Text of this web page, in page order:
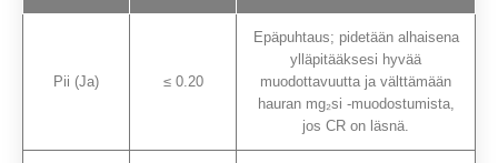
Pii (Ja) ≤ 0.20
Epäpuhtaus; pidetään alhaisena
ylläpitääksesi hyvää
muodottavuutta ja välttämään
hauran mg₂si -muodostumista,
jos CR on läsnä.